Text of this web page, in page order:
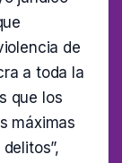
de
a toda la
que los
máximas